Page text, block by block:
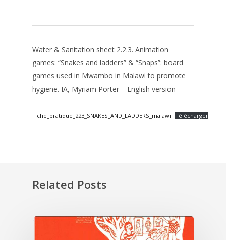
Water & Sanitation sheet 2.2.3. Animation
games: “Snakes and ladders” & “Snaps”: board
games used in Mwambo in Malawi to promote
hygiene. IA, Myriam Porter – English version
Fiche_pratique_223_SNAKES_AND_LADDERS_malawi Télécharger
Related Posts
'